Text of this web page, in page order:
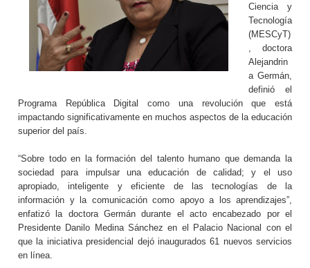
Ciencia y
Tecnología
(MESCyT)
, doctora
Alejandrin
a Germán,
definió el
Programa República Digital como una revolución que está
impactando significativamente en muchos aspectos de la educación
superior del país.
“Sobre todo en la formación del talento humano que demanda la
sociedad para impulsar una educación de calidad; y el uso
apropiado, inteligente y eficiente de las tecnologías de la
información y la comunicación como apoyo a los aprendizajes”,
enfatizó la doctora Germán durante el acto encabezado por el
Presidente Danilo Medina Sánchez en el Palacio Nacional con el
que la iniciativa presidencial dejó inaugurados 61 nuevos servicios
en línea.